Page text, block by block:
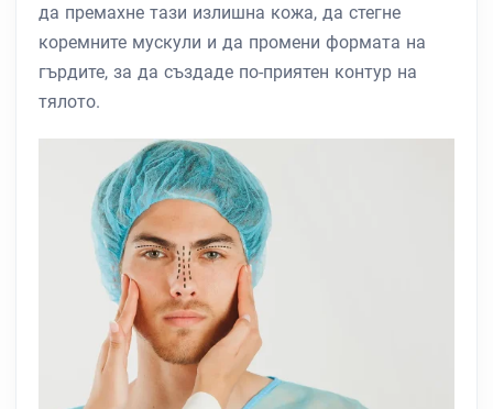
да премахне тази излишна кожа, да стегне
коремните мускули и да промени формата на
гърдите, за да създаде по-приятен контур на
тялото.